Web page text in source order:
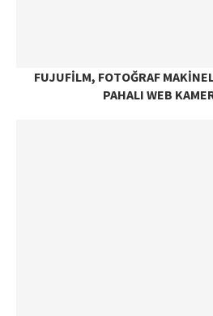
FUJUFILM, FOTOĞRAF
PAHALI WEB